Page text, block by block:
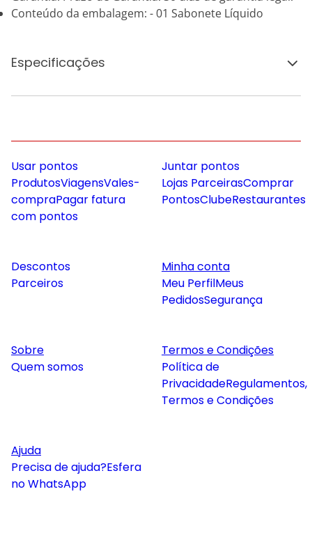
Conteúdo da embalagem: - 01 Sabonete Líquido
Especificações
Usar pontos
ProdutosViagensVales-
compraPagar fatura
com pontos
Juntar pontos
Lojas ParceirasComprar
PontosClubeRestaurantes
Descontos
Parceiros
Minha conta
Meu PerfilMeus
PedidosSegurança
Sobre
Quem somos
Termos e Condições
Política de
PrivacidadeRegulamentos,
Termos e Condições
Ajuda
Precisa de ajuda?Esfera
no WhatsApp